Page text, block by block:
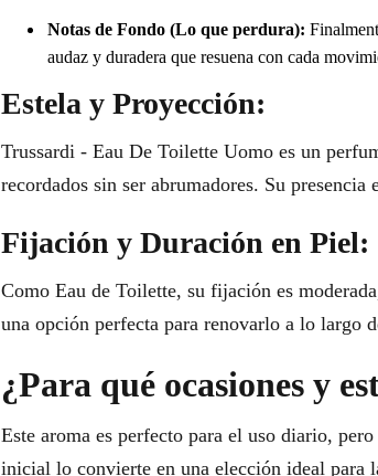
Notas de Fondo (Lo que perdura):
audaz y duradera que resuena con cada
Estela y Proyección:
Trussardi - Eau De Toilette Uomo es un
recordados sin ser abrumadores. Su
Fijación y Duración en Piel:
Como Eau de Toilette, su fijación es
una opción perfecta para renovarlo a lo largo
¿Para qué ocasiones y
Este aroma es perfecto para el uso diario,
inicial lo convierte en una elección ideal para